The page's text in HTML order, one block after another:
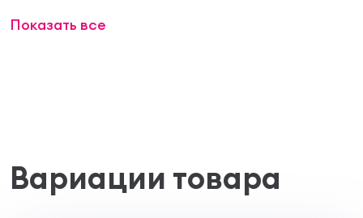
более объемной и светлой. Шелковая
структуре жидких обоев Silk Plaster Норд
обеспечивают хорошую изоляцию тепла и звука.
Показать все
Вариации товара